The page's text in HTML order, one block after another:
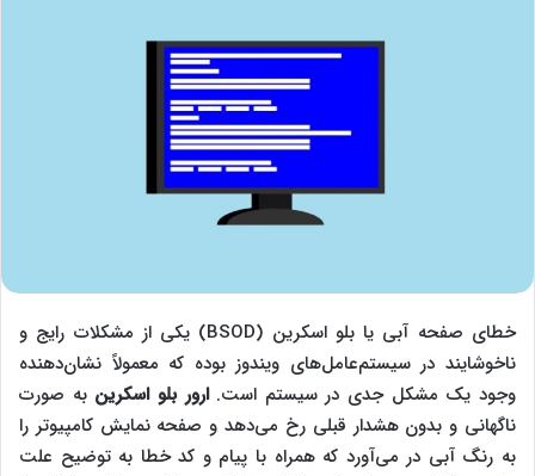
خطای صفحه آبی یا بلو اسکرین (BSOD) یکی از مشکلات رایج و
ناخوشایند در سیستم‌عامل‌های ویندوز بوده که معمولاً نشان‌دهنده
وجود یک مشکل جدی در سیستم است.ارور بلو اسکرین به صورت
ناگهانی و بدون هشدار قبلی رخ می‌دهد و صفحه نمایش کامپیوتر را
به رنگ آبی در می‌آورد که همراه با پیام و کد خطا به توضیح علت